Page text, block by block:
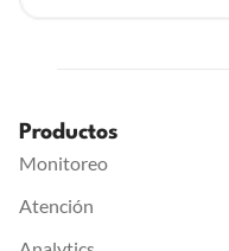
Productos
Monitoreo
Atención